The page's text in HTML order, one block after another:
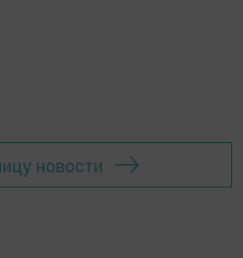
новости